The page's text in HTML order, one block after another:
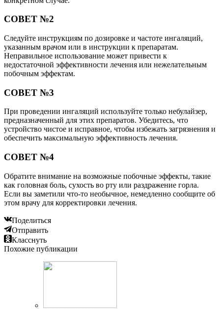
СОВЕТ №2
Следуйте инструкциям по дозировке и частоте ингаляций,
указанным врачом или в инструкции к препаратам.
Неправильное использование может привести к
недостаточной эффективности лечения или нежелательным
побочным эффектам.
СОВЕТ №3
При проведении ингаляций используйте только небулайзер,
предназначенный для этих препаратов. Убедитесь, что
устройство чистое и исправное, чтобы избежать загрязнения и
обеспечить максимальную эффективность лечения.
СОВЕТ №4
Обратите внимание на возможные побочные эффекты, такие
как головная боль, сухость во рту или раздражение горла.
Если вы заметили что-то необычное, немедленно сообщите об
этом врачу для корректировки лечения.
Поделиться
Отправить
Класснуть
Похожие публикации